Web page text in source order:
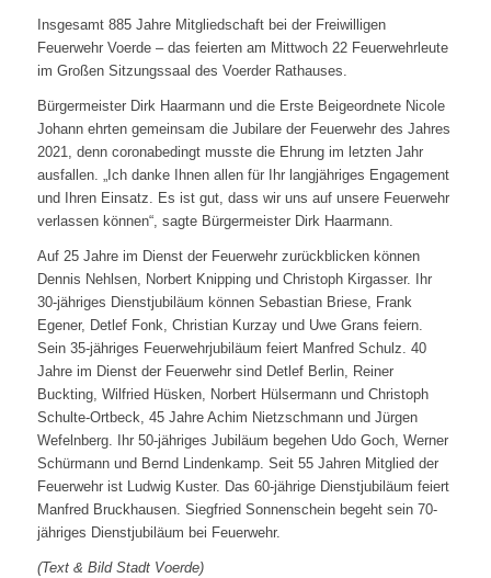
Insgesamt 885 Jahre Mitgliedschaft bei der Freiwilligen
Feuerwehr Voerde – das feierten am Mittwoch 22 Feuerwehrleute
im Großen Sitzungssaal des Voerder Rathauses.
Bürgermeister Dirk Haarmann und die Erste Beigeordnete Nicole
Johann ehrten gemeinsam die Jubilare der Feuerwehr des Jahres
2021, denn coronabedingt musste die Ehrung im letzten Jahr
ausfallen. „Ich danke Ihnen allen für Ihr langjähriges Engagement
und Ihren Einsatz. Es ist gut, dass wir uns auf unsere Feuerwehr
verlassen können“, sagte Bürgermeister Dirk Haarmann.
Auf 25 Jahre im Dienst der Feuerwehr zurückblicken können
Dennis Nehlsen, Norbert Knipping und Christoph Kirgasser. Ihr
30-jähriges Dienstjubiläum können Sebastian Briese, Frank
Egener, Detlef Fonk, Christian Kurzay und Uwe Grans feiern.
Sein 35-jähriges Feuerwehrjubiläum feiert Manfred Schulz. 40
Jahre im Dienst der Feuerwehr sind Detlef Berlin, Reiner
Buckting, Wilfried Hüsken, Norbert Hülsermann und Christoph
Schulte-Ortbeck, 45 Jahre Achim Nietzschmann und Jürgen
Wefelnberg. Ihr 50-jähriges Jubiläum begehen Udo Goch, Werner
Schürmann und Bernd Lindenkamp. Seit 55 Jahren Mitglied der
Feuerwehr ist Ludwig Kuster. Das 60-jährige Dienstjubiläum feiert
Manfred Bruckhausen. Siegfried Sonnenschein begeht sein 70-
jähriges Dienstjubiläum bei Feuerwehr.
(Text & Bild Stadt Voerde)